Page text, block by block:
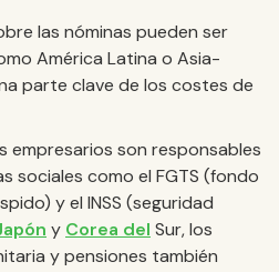
las nóminas pueden ser
América Latina o Asia-
parte clave de los costes de
empresarios son responsables
sociales como el FGTS (fondo
y el INSS (seguridad
y Corea del Sur, los
y pensiones también